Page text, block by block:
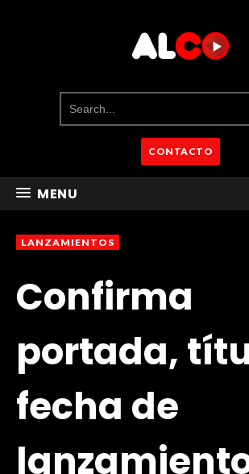
CONTACTO
MENU
LANZAMIENTOS
Confirma
portada,
fecha de